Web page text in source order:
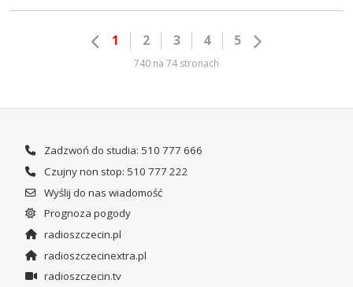
1 2 3 4 5
740 na 74 stronach
Zadzwoń do studia: 510 777 666
Czujny non stop: 510 777 222
Wyślij do nas wiadomość
Prognoza pogody
radioszczecin.pl
radioszczecinextra.pl
radioszczecin.tv